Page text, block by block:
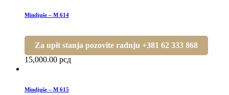
Mindjuše – M 614
Za upit stanja pozovite radnju +381 62 333 868
15,000.00 рсд
Mindjuše – M 615